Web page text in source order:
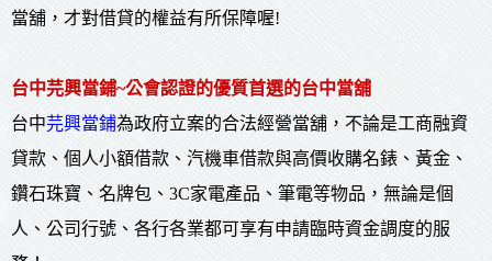
當舖，才對借貸的權益有所保障喔!
台中芫興當鋪~公會認證的優質首選的台中當舖
台中芫興當鋪為政府立案的合法經營當舖，不論是工商融資
貸款、個人小額借款、汽機車借款與高價收購名錶、黃金、
鑽石珠寶、名牌包、3C家電產品、筆電等物品，無論是個
人、公司行號、各行各業都可享有申請臨時資金調度的服